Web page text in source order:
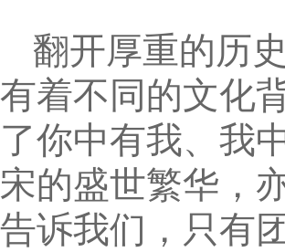
翻开厚重的历
有着不同的文化
了你中有我、我
宋的盛世繁华，
告诉我们，只有